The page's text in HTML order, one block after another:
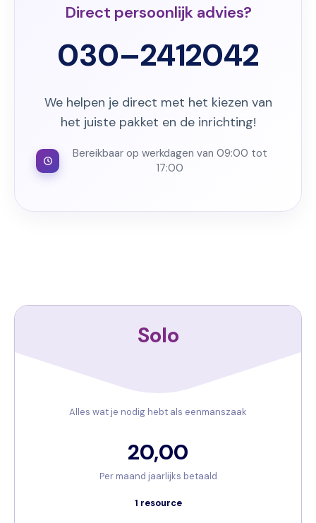
Direct persoonlijk advies?
030–2412042
We helpen je direct met het kiezen van
het juiste pakket en de inrichting!
Bereikbaar op werkdagen van 09:00 tot
17:00
Solo
Alles wat je nodig hebt als eenmanszaak
20,00
Per maand jaarlijks betaald
1 resource